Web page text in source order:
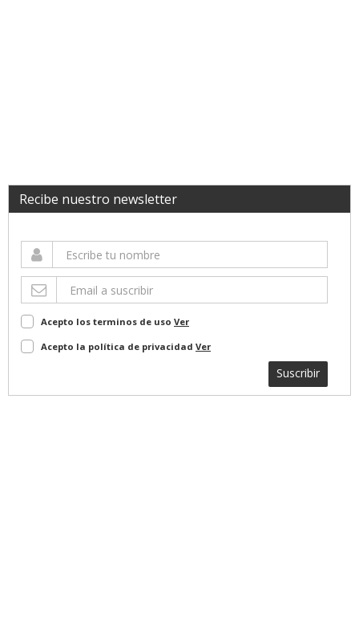
Recibe nuestro newsletter
Acepto los terminos de uso Ver
Acepto la política de privacidad Ver
Suscribir